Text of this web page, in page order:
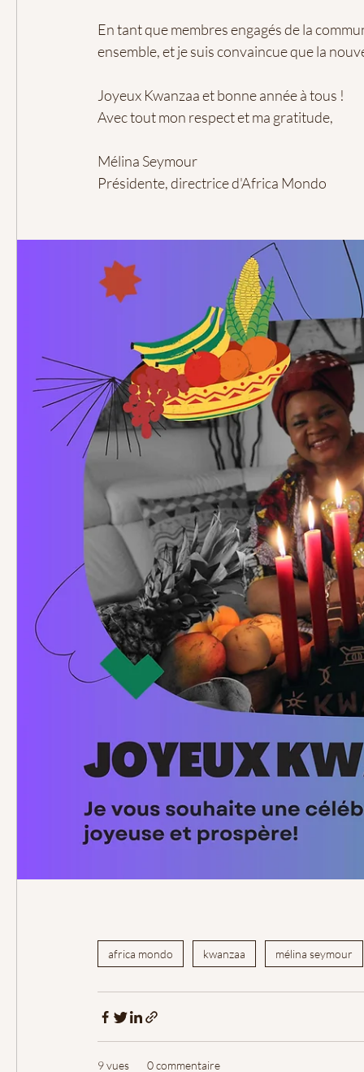
En tant que membres engagés de la
ensemble, et je suis convaincue que la
Joyeux Kwanzaa et bonne année à tous !
Avec tout mon respect et ma gratitude,
Mélina Seymour
Présidente, directrice d'Africa Mondo
africa mondo kwanzaa mélina seymour
9 vues 0 commentaire